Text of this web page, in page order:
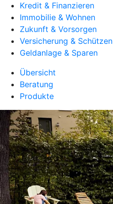
Kredit & Finanzieren
Immobilie & Wohnen
Zukunft & Vorsorgen
Versicherung & Schützen
Geldanlage & Sparen
Übersicht
Beratung
Produkte